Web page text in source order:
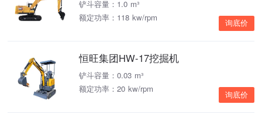
铲斗容量：1.0 m³
额定功率：118 kw/rpm
询底价
恒旺集团HW-17挖掘机
铲斗容量：0.03 m³
额定功率：20 kw/rpm
询底价